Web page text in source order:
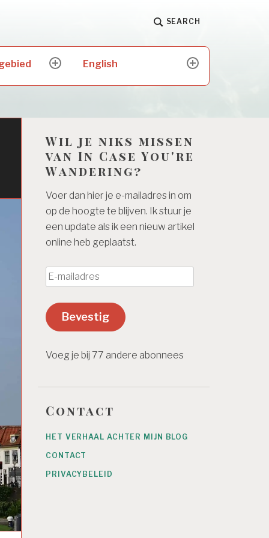
SEARCH
expand
menu
English
expand
menu
Wil je niks missen
van In Case You're
Wandering?
Voer dan hier je e-mailadres in om
op de hoogte te blijven. Ik stuur je
een update als ik een nieuw artikel
online heb geplaatst.
E
-
m
a
l
e
Bevestig
Voeg je bij 77 andere abonnees
Contact
HET VERHAAL ACHTER MIJN BLOG
CONTACT
PRIVACYBELEID